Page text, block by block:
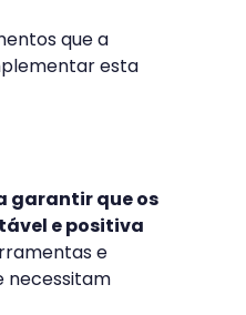
que a
esta
garantir que os
e positiva
e
necessitam